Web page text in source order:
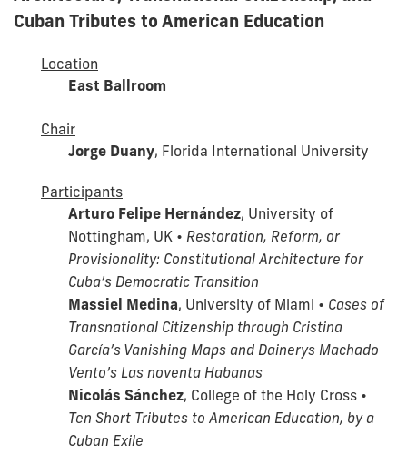
Cuban Tributes to American Education
Location
East Ballroom
Chair
Jorge Duany, Florida International University
Participants
Arturo Felipe Hernández, University of
Nottingham, UK • Restoration, Reform, or
Provisionality: Constitutional Architecture for
Cuba’s Democratic Transition
Massiel Medina, University of Miami • Cases of
Transnational Citizenship through Cristina
García’s Vanishing Maps and Dainerys Machado
Vento’s Las noventa Habanas
Nicolás Sánchez, College of the Holy Cross •
Ten Short Tributes to American Education, by a
Cuban Exile